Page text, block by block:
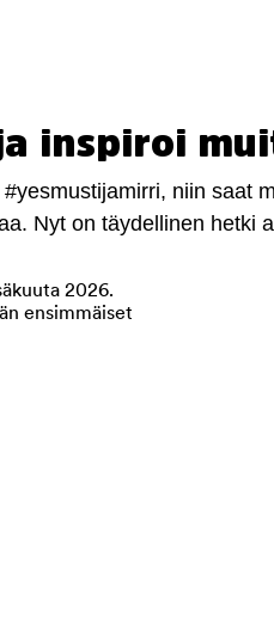
inspiroi
niin saat
Nyt on täydellinen hetki